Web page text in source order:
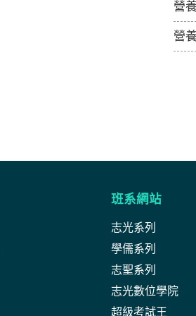
營
營
班系網站
志光系列
學儒系列
志聖系列
志光數位學院
超級考試王